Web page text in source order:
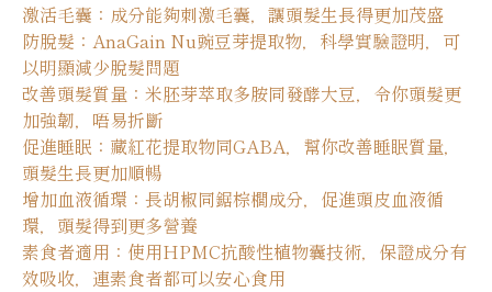
激活毛囊：成分能夠刺激毛囊，讓頭髮生長得更加茂盛
防脫髮：AnaGain Nu豌豆芽提取物，科學實驗證明，可
以明顯減少脫髮問題
改善頭髮質量：米胚芽萃取多胺同發酵大豆，令你頭髮更
加強韌，唔易折斷
促進睡眠：藏紅花提取物同GABA，幫你改善睡眠質量，
頭髮生長更加順暢
增加血液循環：長胡椒同鋸棕櫚成分，促進頭皮血液循
環，頭髮得到更多營養
素食者適用：使用HPMC抗酸性植物囊技術，保證成分有
效吸收，連素食者都可以安心食用